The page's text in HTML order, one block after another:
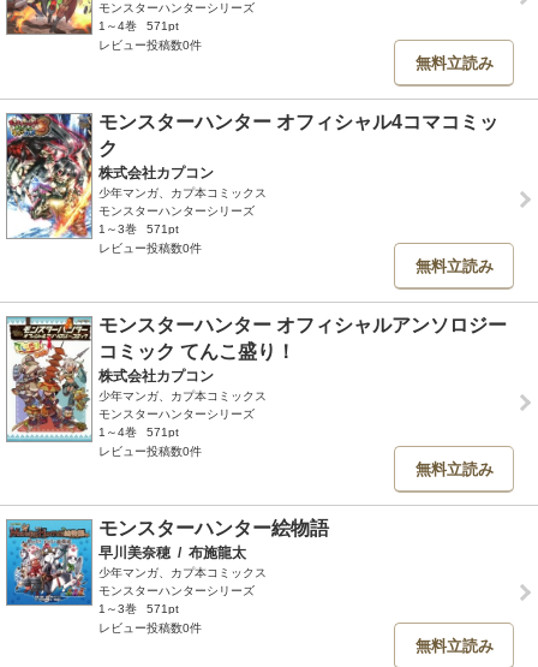
モンスターハンターシリーズ
1～4巻
571pt
レビュー投稿数0件
無料立読み
モンスターハンター オフィシャル4コマコミッ
ク
株式会社カプコン
少年マンガ、カプ本コミックス
モンスターハンターシリーズ
1～3巻
571pt
レビュー投稿数0件
無料立読み
モンスターハンター オフィシャルアンソロジー
コミック てんこ盛り！
株式会社カプコン
少年マンガ、カプ本コミックス
モンスターハンターシリーズ
1～4巻
571pt
レビュー投稿数0件
無料立読み
モンスターハンター絵物語
早川美奈穂 / 布施龍太
少年マンガ、カプ本コミックス
モンスターハンターシリーズ
1～3巻
571pt
レビュー投稿数0件
無料立読み